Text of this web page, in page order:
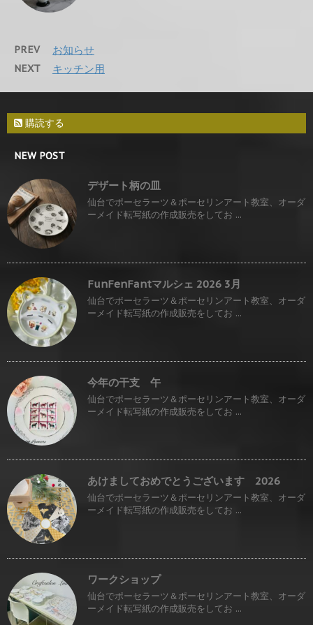
PREV お知らせ
NEXT キッチン用
購読する
NEW POST
デザート柄の皿
仙台でポーセラーツ＆ポーセリンアート教室、オーダ
ーメイド転写紙の作成販売をしてお ...
FunFenFantマルシェ 2026 3月
仙台でポーセラーツ＆ポーセリンアート教室、オーダ
ーメイド転写紙の作成販売をしてお ...
今年の干支 午
仙台でポーセラーツ＆ポーセリンアート教室、オーダ
ーメイド転写紙の作成販売をしてお ...
あけましておめでとうございます 2026
仙台でポーセラーツ＆ポーセリンアート教室、オーダ
ーメイド転写紙の作成販売をしてお ...
ワークショップ
仙台でポーセラーツ＆ポーセリンアート教室、オーダ
ーメイド転写紙の作成販売をしてお ...